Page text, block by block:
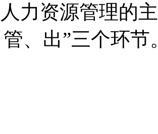
力资源管理的
、出”三个环节